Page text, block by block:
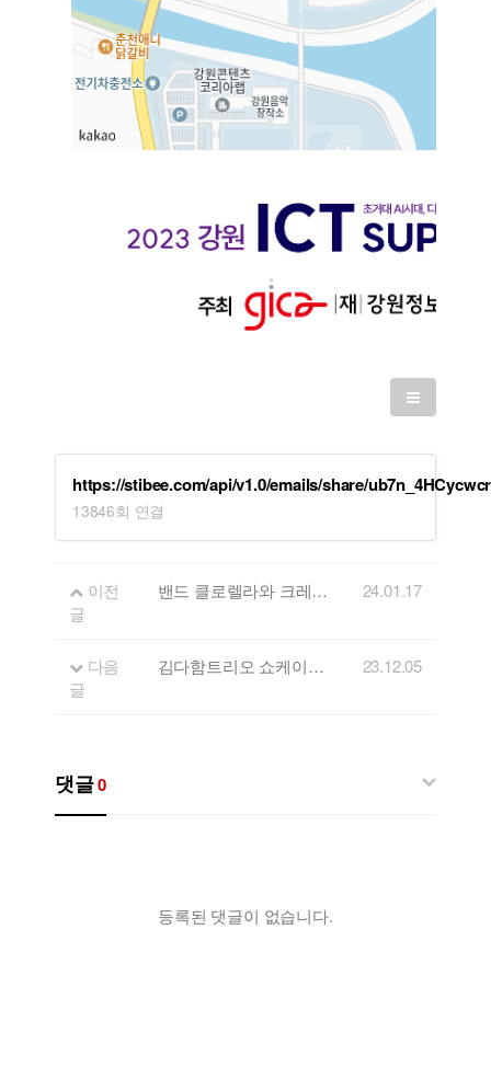
https://stibee.com/api/v1.0/emails/share/
13846회 연결
이전
글
밴드 클로렐라와 크레센도가 함께 하는 신년음악회 (2024. 1. 20. 18:00) - kbs 촬영 24.01.17
다음
글
김다함트리오 쇼케이스 공연 "하슬로드 프로젝트" 23.12.05
댓글0
등록된 댓글이 없습니다.